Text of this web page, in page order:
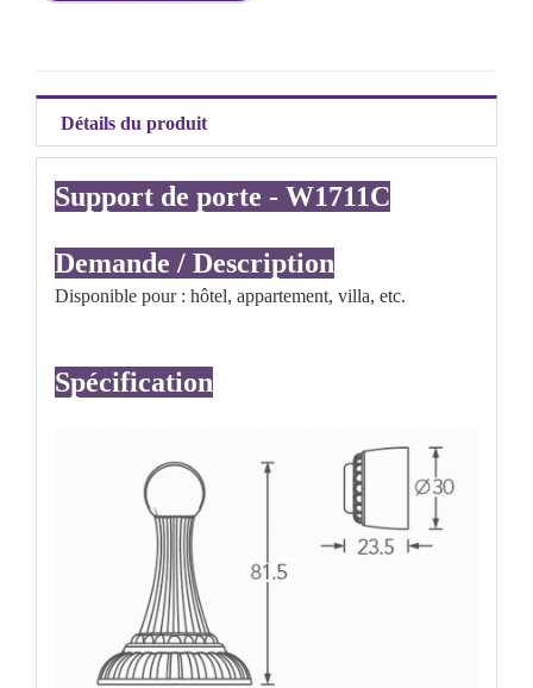
Détails du produit
Support de porte - W1711C
Demande / Description
Disponible pour : hôtel, appartement, villa, etc.
Spécification